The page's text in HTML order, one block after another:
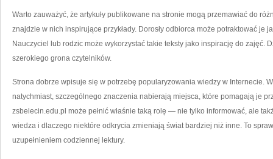
Warto zauważyć, że artykuły publikowane na stronie mogą przemawiać do
znajdzie w nich inspirujące przykłady. Dorosły odbiorca może potraktować je
Nauczyciel lub rodzic może wykorzystać takie teksty jako inspirację do zajęć.
szerokiego grona czytelników.
Strona dobrze wpisuje się w potrzebę popularyzowania wiedzy w Internecie.
natychmiast, szczególnego znaczenia nabierają miejsca, które pomagają je
zsbelecin.edu.pl może pełnić właśnie taką rolę — nie tylko informować, ale
wiedza i dlaczego niektóre odkrycia zmieniają świat bardziej niż inne. To
uzupełnieniem codziennej lektury.